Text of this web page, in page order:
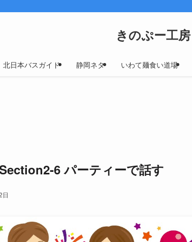
きのぷー工房
北日本バスガイド 静岡ネタ いわて麺食い道場
6 パーティーで話す
日